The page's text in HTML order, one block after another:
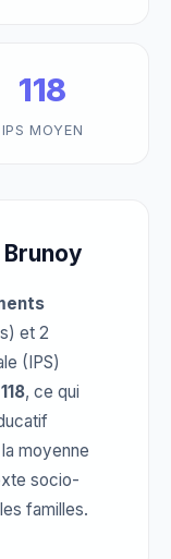
118
IPS MOYEN
et 2
(IPS)
118, ce qui
moyenne
socio-
familles.